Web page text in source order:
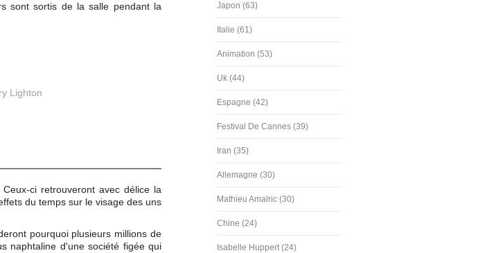
sont sortis de la salle pendant la
Lighton
ci retrouveront avec délice la
du temps sur le visage des uns
pourquoi plusieurs millions de
naphtaline d'une société figée qui
Japon (63)
Italie (61)
Animation (53)
Uk (44)
Espagne (42)
Festival De Cannes (39)
Iran (35)
Allemagne (30)
Mathieu Amalric (30)
Chine (24)
Isabelle Huppert (24)